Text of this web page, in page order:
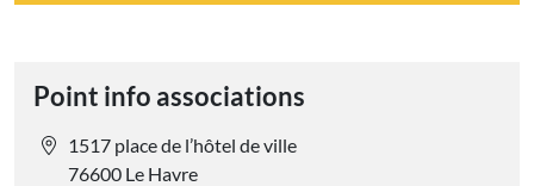
Point info associations
1517 place de l’hôtel de ville
76600 Le Havre